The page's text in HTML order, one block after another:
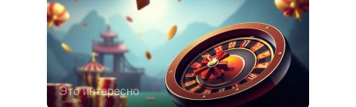
Это интересно